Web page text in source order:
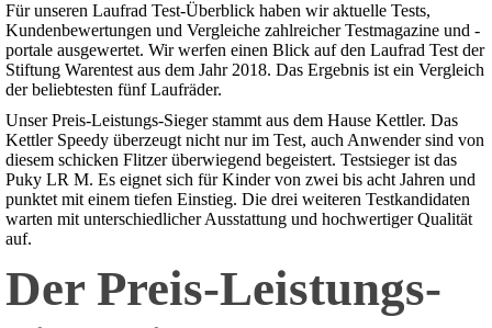
Für unseren Laufrad Test-Überblick haben wir aktuelle Tests,
Kundenbewertungen und Vergleiche zahlreicher Testmagazine und -
portale ausgewertet. Wir werfen einen Blick auf den Laufrad Test der
Stiftung Warentest aus dem Jahr 2018. Das Ergebnis ist ein Vergleich
der beliebtesten fünf Laufräder.
Unser Preis-Leistungs-Sieger stammt aus dem Hause Kettler. Das
Kettler Speedy überzeugt nicht nur im Test, auch Anwender sind von
diesem schicken Flitzer überwiegend begeistert. Testsieger ist das
Puky LR M. Es eignet sich für Kinder von zwei bis acht Jahren und
punktet mit einem tiefen Einstieg. Die drei weiteren Testkandidaten
warten mit unterschiedlicher Ausstattung und hochwertiger Qualität
auf.
Der Preis-Leistungs-